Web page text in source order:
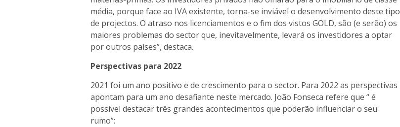
média, porque face ao IVA existente, torna-se inviável o desenvolvimento deste tipo
de projectos. O atraso nos licenciamentos e o fim dos vistos GOLD, são (e serão) os
maiores problemas do sector que, inevitavelmente, levará os investidores a optar
por outros países”, destaca.
Perspectivas para 2022
2021 foi um ano positivo e de crescimento para o sector. Para 2022 as perspectivas
apontam para um ano desafiante neste mercado. João Fonseca refere que “ é
possível destacar três grandes acontecimentos que poderão influenciar o seu
rumo”: